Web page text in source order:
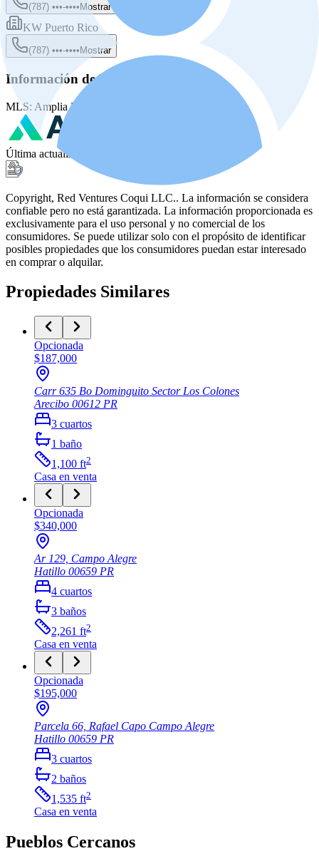
(787) •••-•••• Mostrar
KW Puerto Rico
(787) •••-•••• Mostrar
Información de la fuente
MLS: Amplia MLS
Última actualización
Copyright, Red Ventures Coqui LLC.. La información se considera
confiable pero no está garantizada. La información proporcionada es
exclusivamente para el uso personal y no comercial de los
consumidores. Se puede utilizar solo con el propósito de identificar
posibles propiedades que los consumidores puedan estar interesado
en comprar o alquilar.
Propiedades Similares
Opcionada
$187,000
Carr 635 Bo Dominguito Sector Los Colones
Arecibo 00612 PR
3 cuartos
1 baño
1,100 ft2
Casa en venta
Opcionada
$340,000
Ar 129, Campo Alegre
Hatillo 00659 PR
4 cuartos
3 baños
2,261 ft2
Casa en venta
Opcionada
$195,000
Parcela 66, Rafael Capo Campo Alegre
Hatillo 00659 PR
3 cuartos
2 baños
1,535 ft2
Casa en venta
Pueblos Cercanos